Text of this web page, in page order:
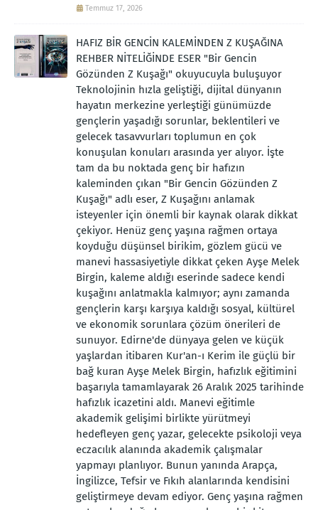
Temmuz 17, 2026
HAFIZ BİR GENCİN KALEMİNDEN Z KUŞAĞINA
REHBER NİTELİĞİNDE ESER "Bir Gencin
Gözünden Z Kuşağı" okuyucuyla buluşuyor
Teknolojinin hızla geliştiği, dijital dünyanın
hayatın merkezine yerleştiği günümüzde
gençlerin yaşadığı sorunlar, beklentileri ve
gelecek tasavvurları toplumun en çok
konuşulan konuları arasında yer alıyor. İşte
tam da bu noktada genç bir hafızın
kaleminden çıkan "Bir Gencin Gözünden Z
Kuşağı" adlı eser, Z Kuşağını anlamak
isteyenler için önemli bir kaynak olarak dikkat
çekiyor. Henüz genç yaşına rağmen ortaya
koyduğu düşünsel birikim, gözlem gücü ve
manevi hassasiyetiyle dikkat çeken Ayşe Melek
Birgin, kaleme aldığı eserinde sadece kendi
kuşağını anlatmakla kalmıyor; aynı zamanda
gençlerin karşı karşıya kaldığı sosyal, kültürel
ve ekonomik sorunlara çözüm önerileri de
sunuyor. Edirne'de dünyaya gelen ve küçük
yaşlardan itibaren Kur'an-ı Kerim ile güçlü bir
bağ kuran Ayşe Melek Birgin, hafızlık eğitimini
başarıyla tamamlayarak 26 Aralık 2025 tarihinde
hafızlık icazetini aldı. Manevi eğitimle
akademik gelişimi birlikte yürütmeyi
hedefleyen genç yazar, gelecekte psikoloji veya
eczacılık alanında akademik çalışmalar
yapmayı planlıyor. Bunun yanında Arapça,
İngilizce, Tefsir ve Fıkıh alanlarında kendisini
geliştirmeye devam ediyor. Genç yaşına rağmen